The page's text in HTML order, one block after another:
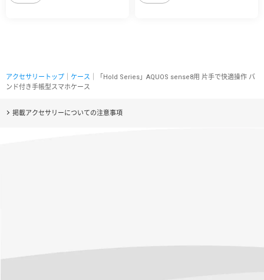
アクセサリートップ ケース ｜「Hold Series」AQUOS sense8用 片手で快適操作 バ
ンド付き手帳型スマホケース
掲載アクセサリーについての注意事項